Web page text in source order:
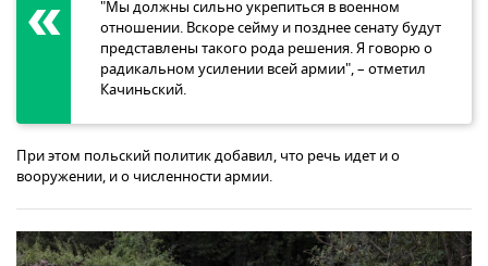
"Мы должны сильно укрепиться в военном
отношении. Вскоре сейму и позднее сенату будут
представлены такого рода решения. Я говорю о
радикальном усилении всей армии", – отметил
Качиньский.
При этом польский политик добавил, что речь идет и о
вооружении, и о численности армии.